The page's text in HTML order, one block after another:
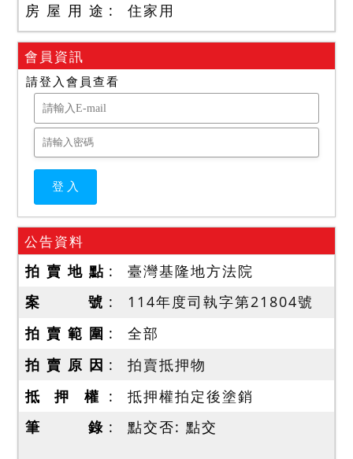
房 屋 用 途 住家用
會員資訊
請登入會員查看
公告資料
拍 賣 地 點
臺灣基隆地方法院
案 號
114年度司執字第21804號
拍 賣 範 圍
全部
拍 賣 原 因
拍賣抵押物
抵 押 權
抵押權拍定後塗銷
筆 錄
點交否: 點交